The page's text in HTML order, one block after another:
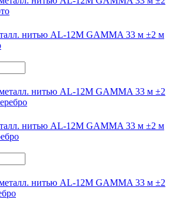
нитью AL-12M GAMMA 33 м ±2 м
нитью AL-12M GAMMA 33 м ±2 м